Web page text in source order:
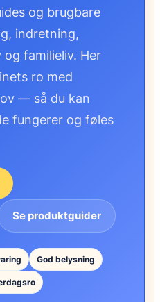
og brugbare
indretning,
familieliv. Her
ro med
— så du kan
fungerer og føles
Se produktguider
God belysning